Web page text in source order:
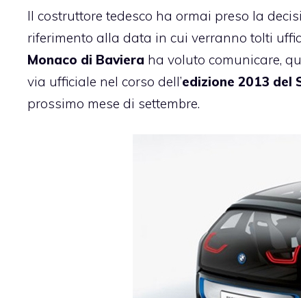
Il costruttore tedesco ha ormai preso la
riferimento alla data in cui verranno tolti
Monaco di Baviera ha voluto comunicare,
via ufficiale nel corso dell’edizione 2013 del
prossimo mese di settembre.